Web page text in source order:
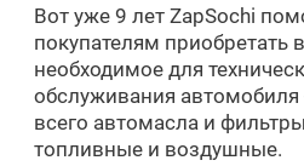
Вот уже 9 лет ZapSochi
покупателям приобретать
необходимое для
обслуживания автомобиля
всего автомасла и
топливные и воздушные.